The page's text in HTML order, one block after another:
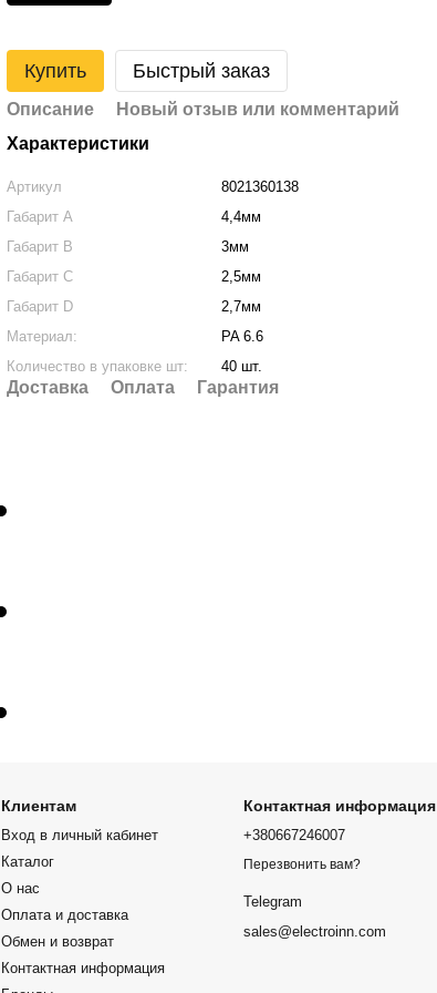
Купить Быстрый заказ
Описание
Новый отзыв или комментарий
Характеристики
Артикул
8021360138
Габарит A
4,4мм
Габарит B
3мм
Габарит C
2,5мм
Габарит D
2,7мм
Материал:
PA 6.6
Количество в упаковке шт:
40 шт.
Доставка Оплата Гарантия
Клиентам
Вход в личный кабинет
Каталог
О нас
Оплата и доставка
Обмен и возврат
Контактная информация
Контактная информация
+380667246007
Перезвонить вам?
Telegram
sales@electroinn.com